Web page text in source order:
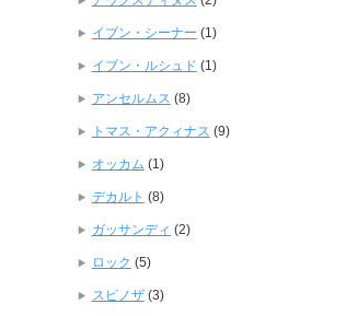
イブン・シーナー (1)
イブン・ルシュド (1)
アンセルムス (8)
トマス・アクィナス (9)
オッカム (1)
デカルト (8)
ガッサンディ (2)
ロック (5)
スピノザ(3)